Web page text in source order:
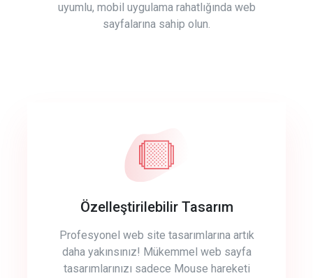
uyumlu, mobil uygulama rahatlığında web
sayfalarına sahip olun.
Özelleştirilebilir Tasarım
Profesyonel web site tasarımlarına artık
daha yakınsınız! Mükemmel web sayfa
tasarımlarınızı sadece Mouse hareketi